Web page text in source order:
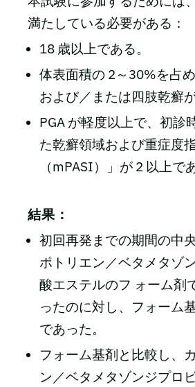
満たしている必要がある：
18 歳以上である。
体表面積の 2～30%を占
および／または四肢乾癬
PGA が軽度以上で、初診
た乾癬領域および重症度
（mPASI）」が 2 以上で
結果：
初回再発までの期間の中
ポトリエン／ベタメタゾ
酸エステルのフ ォーム剤
ったのに対し、フォーム
であった。
フォーム基剤と比較し、
ン／ベタメタゾンジプロ